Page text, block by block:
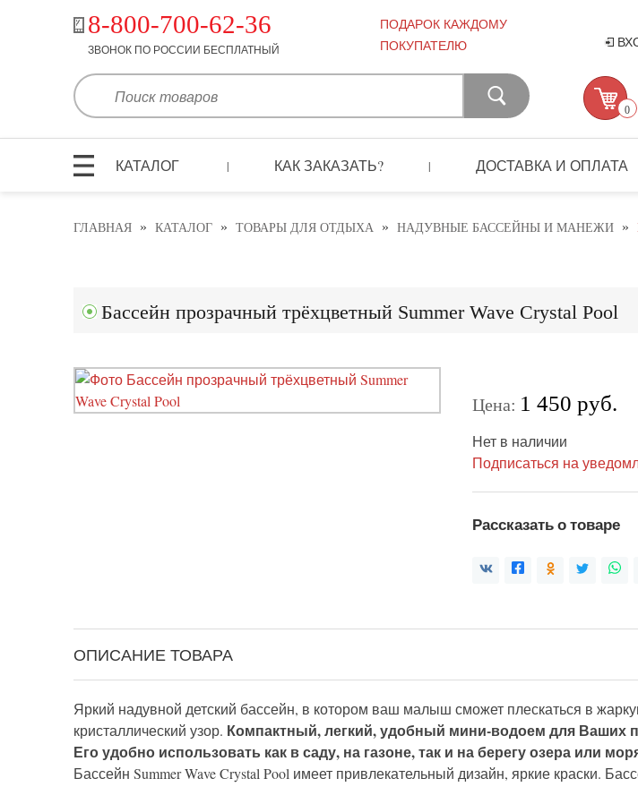
8-800-700-62-36
ЗВОНОК ПО РОССИИ БЕСПЛАТНЫЙ
ПОДАРОК КАЖДОМУ
ПОКУПАТЕЛЮ
0
КАТАЛОГ | КАК ЗАКАЗАТЬ? | ДОСТАВКА И ОПЛАТА
ГЛАВНАЯ » КАТАЛОГ » ТОВАРЫ ДЛЯ ОТДЫХА » НАДУВНЫЕ БАССЕЙНЫ И МАНЕЖИ »
Бассейн прозрачный трёхцветный Summer Wave Crystal Pool
Цена: 1 450 руб.
Нет в наличии
Подписаться на
Рассказать о товаре
ОПИСАНИЕ ТОВАРА
Яркий надувной детский бассейн, в котором ваш малыш сможет плескаться в
кристаллический узор. Компактный, легкий, удобный мини-водоем для Ваших
Его удобно использовать как в саду, на газоне, так и на берегу озера или
Бассейн Summer Wave Crystal Pool имеет привлекательный дизайн, яркие краски.